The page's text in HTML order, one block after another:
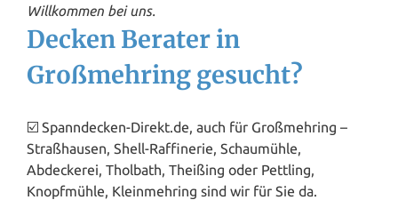
Willkommen bei uns.
Decken Berater in
Großmehring gesucht?
☑️ Spanndecken-Direkt.de, auch für Großmehring –
Straßhausen, Shell-Raffinerie, Schaumühle,
Abdeckerei, Tholbath, Theißing oder Pettling,
Knopfmühle, Kleinmehring sind wir für Sie da.